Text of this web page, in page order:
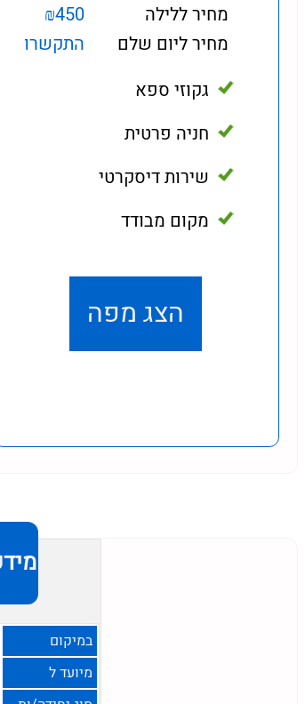
מחיר ללילה
₪450
מחיר ליום שלם
התקשרו
גקוזי ספא
חניה פרטית
שירות דיסקרטי
מקום מבודד
הצג מפה
במיקום
מיועד ל